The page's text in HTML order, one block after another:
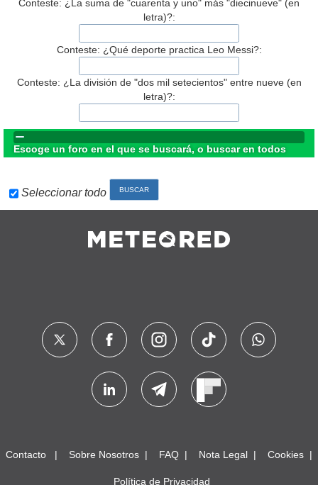
Conteste: ¿La suma de "cuarenta y uno" más "diecinueve" (en
letra)?:
Conteste: ¿Qué deporte practica Leo Messi?:
Conteste: ¿La división de "dos mil setecientos" entre nueve (en
letra)?:
Escoge un foro en el que se buscará, o buscar en todos
Seleccionar todo
Contacto Sobre Nosotros FAQ Nota Legal Cookies
Política de Privacidad